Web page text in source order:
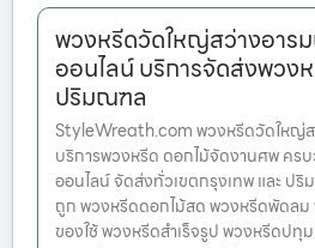
พวงหรีดวัดใหญ่สว่างอาร
ออนไลน์ บริการจัดส่งพวงห
ปริมณฑล
StyleWreath.com พวงหรีดวัดใหญ่
บริการพวงหรีด ดอกไม้จัดงานศพ คร
ออนไลน์ จัดส่งทั่วเขตกรุงเทพ และ ป
ถูก พวงหรีดดอกไม้สด พวงหรีดพัดล
ของใช้ พวงหรีดสำเร็จรูป พวงหรีดป